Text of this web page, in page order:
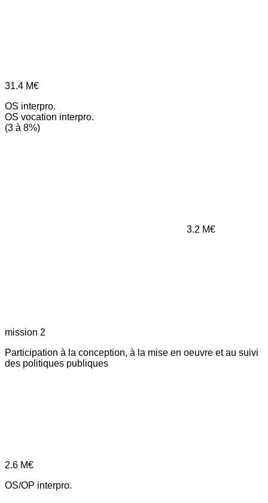
31.4 M€
OS interpro.
OS vocation interpro.
(3 à 8%)
3.2 M€
mission 2
Participation à la conception, à la mise en oeuvre et au suivi
des politiques publiques
2.6 M€
OS/OP interpro.